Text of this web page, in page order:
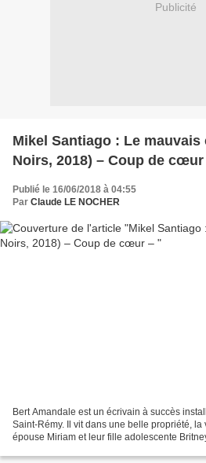
Publicité
Mikel Santiago : Le
Noirs, 2018) – Coup de cœur
Publié le 16/06/2018 à 04:55
Par Claude LE NOCHER
Bert Amandale est un écrivain à succès
Saint-Rémy. Il vit dans une belle propriété,
épouse Miriam et leur fille adolescente